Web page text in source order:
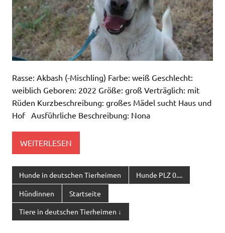
Rasse: Akbash (-Mischling) Farbe: weiß Geschlecht:
weiblich Geboren: 2022 Größe: groß Verträglich: mit
Rüden Kurzbeschreibung: großes Mädel sucht Haus und
Hof Ausführliche Beschreibung: Nona
WEITERLESEN
Hunde in deutschen Tierheimen Hunde PLZ 0....
Hündinnen Startseite
Tiere in deutschen Tierheimen ↓